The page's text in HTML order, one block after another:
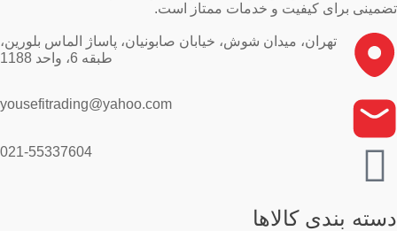
تضمینی برای کیفیت و خدمات ممتاز است.
تهران، میدان شوش، خیابان صابونیان، پاساژ الماس بلورین،
طبقه 6، واحد 1188
yousefitrading@yahoo.com
021-55337604
دسته بندی کالاها